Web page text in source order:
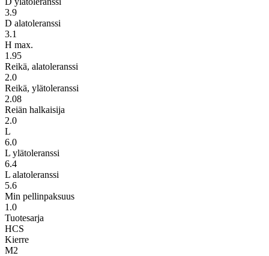
3.9
D alatoleranssi
3.1
H max.
1.95
Reikä, alatoleranssi
2.0
Reikä, ylätoleranssi
2.08
Reiän halkaisija
2.0
L
6.0
L ylätoleranssi
6.4
L alatoleranssi
5.6
Min pellinpaksuus
1.0
Tuotesarja
HCS
Kierre
M2